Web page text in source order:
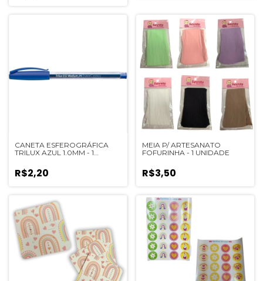
CANETA ESFEROGRÁFICA
TRILUX AZUL 1.0MM - 1
R$2,20
MEIA P/ ARTESANATO
FOFURINHA - 1 UNIDADE
R$3,50